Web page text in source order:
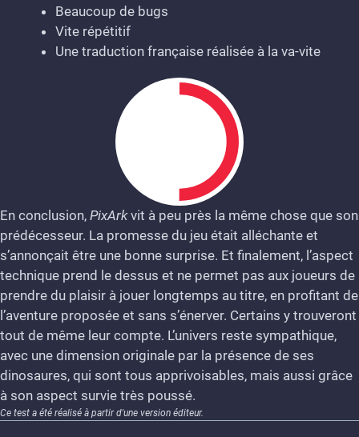
Beaucoup de bugs
Vite répétitif
Une traduction française réalisée à la va-vite
5
En conclusion, PixArkvit à peu près la même chose que son
prédécesseur. La promesse du jeu était alléchante et
s’annonçait être une bonne surprise. Et finalement, l’aspect
technique prend le dessus et ne permet pas aux joueurs de
prendre du plaisir à jouer longtemps au titre, en profitant de
l’aventure proposée et sans s’énerver. Certains y trouveront
tout de même leur compte. L’univers reste sympathique,
avec une dimension originale par la présence de ses
dinosaures, qui sont tous apprivoisables, mais aussi grâce
à son aspect survie très poussé.
Ce test a été réalisé à partir d'une version éditeur.